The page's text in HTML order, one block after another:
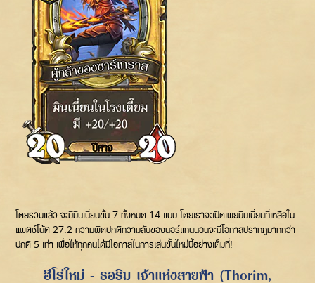
โดยรวมแล้ว จะมีมินเนี่ยนขั้น 7 ทั้งหมด 14 แบบ โดยเราจะเปิดเผยมินเนี่ยนที่เหลือใน
แพตช์โน้ต 27.2 ความผิดปกติความลับของนอร์แกนนอนจะมีโอกาสปรากฏมากกว่า
ปกติ 5 เท่า เพื่อให้ทุกคนได้มีโอกาสในการเล่นขั้นใหม่นี้อย่างเต็มที่!
ฮีโร่ใหม่ - ธอริม เจ้าแห่งสายฟ้า (Thorim,